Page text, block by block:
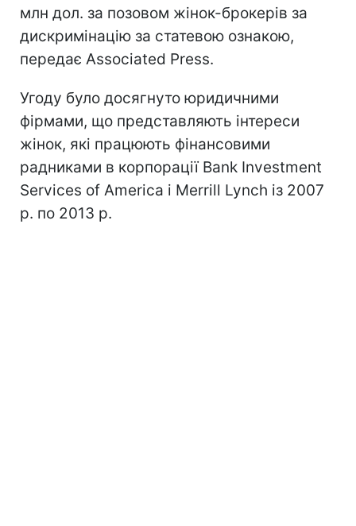
млн дол. за позовом жінок-брокерів за
дискримінацію за статевою ознакою,
передає Associated Press.
Угоду було досягнуто юридичними
фірмами, що представляють інтереси
жінок, які працюють фінансовими
радниками в корпорації Bank Investment
Services of America і Merrill Lynch із 2007
р. по 2013 р.